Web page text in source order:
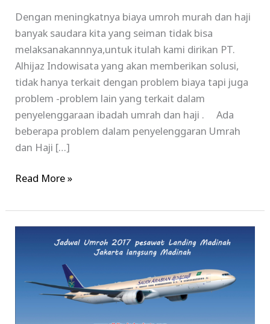
Dengan meningkatnya biaya umroh murah dan haji
banyak saudara kita yang seiman tidak bisa
melaksanakannnya,untuk itulah kami dirikan PT.
Alhijaz Indowisata yang akan memberikan solusi,
tidak hanya terkait dengan problem biaya tapi juga
problem -problem lain yang terkait dalam
penyelenggaraan ibadah umrah dan haji . Ada
beberapa problem dalam penyelenggaran Umrah
dan Haji […]
Read More »
2017